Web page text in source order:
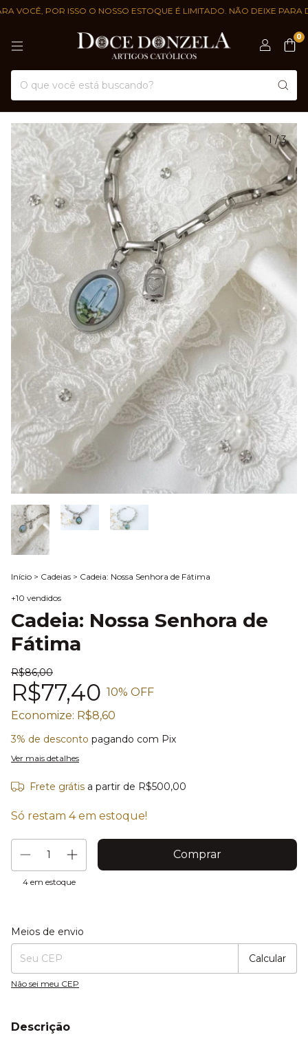
POR ISSO O NOSSO ESTOQUE É LIMITADO. NÃO DEIXE PARA
0
1 /3
Início > Cadeias > Cadeia: Nossa Senhora de Fátima
+10 vendidos
Cadeia: Nossa Senhora de
Fátima
R$86,00
R$77,40 10% OFF
Economize: R$8,60
3% de desconto pagando com Pix
Ver mais detalhes
Frete grátis a partir de R$500,00
Só restam 4em estoque!
4em estoque
Entregas para o CEP:
Meios de envio
Calcular
Não sei meu CEP
Descrição